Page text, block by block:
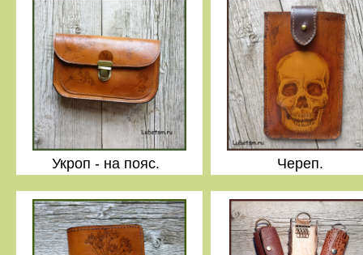
Укроп - на пояс. Череп.